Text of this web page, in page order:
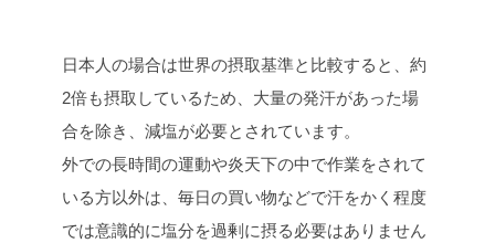
日本人の場合は世界の摂取基準と比較すると、約
2倍も摂取しているため、大量の発汗があった場
合を除き、減塩が必要とされています。
外での長時間の運動や炎天下の中で作業をされて
いる方以外は、毎日の買い物などで汗をかく程度
では意識的に塩分を過剰に摂る必要はありません